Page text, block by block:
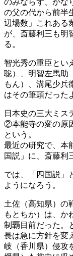
のみならず、かな
の父の代から前半
辺場数」これある
が、斎藤利三も明
る。
智光秀の重臣とい
聡）、明智左馬助
もん）、溝尾少兵
はその筆頭だった
日本史の三大ミス
②本能寺の変の原
という。
最近の研究で、本
国説」に、斎藤利
では、「四国説」
ようになろう。
土佐（高知県）の
もとちか）は、か
制覇目前だった。
長は急に方針を変
岐（香川県）侵攻